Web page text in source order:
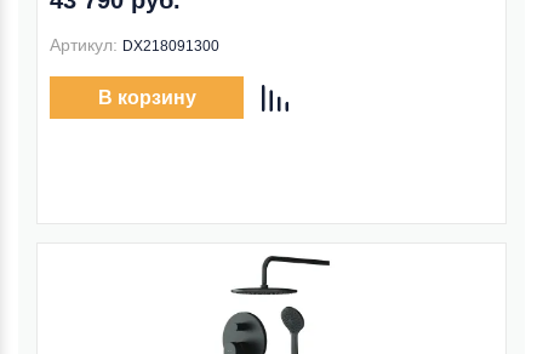
Артикул: DX218091300
В корзину